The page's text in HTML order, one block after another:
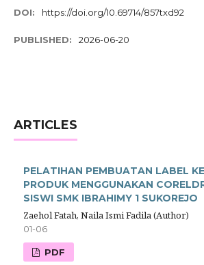
DOI: https://doi.org/10.69714/857txd92
PUBLISHED: 2026-06-20
ARTICLES
PELATIHAN PEMBUATAN LABEL
PRODUK MENGGUNAKAN
SISWI SMK IBRAHIMY 1 SUKOREJO
Zaehol Fatah, Naila Ismi Fadila (Author)
01-06
PDF